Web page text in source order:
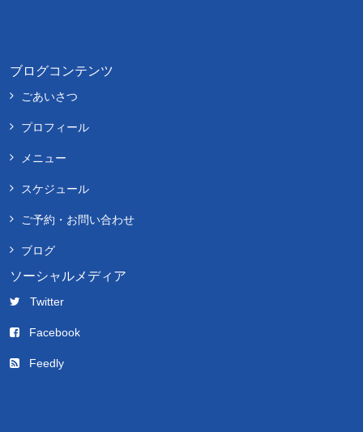
ブログコンテンツ
ごあいさつ
プロフィール
メニュー
スケジュール
ご予約・お問い合わせ
ブログ
ソーシャルメディア
Twitter
Facebook
Feedly